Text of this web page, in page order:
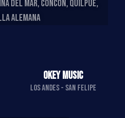
DEL MAR, CONCÓN, QUILPUÉ,
ALEMANA
OKEY MUSIC
LOS ANDES - SAN FELIPE